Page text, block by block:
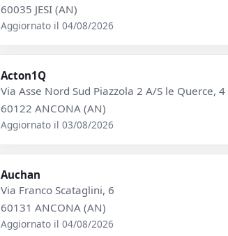
60035 JESI (AN)
Aggiornato il 04/08/2026
Acton1Q
Via Asse Nord Sud Piazzola 2 A/S le Querce, 4
60122 ANCONA (AN)
Aggiornato il 03/08/2026
Auchan
Via Franco Scataglini, 6
60131 ANCONA (AN)
Aggiornato il 04/08/2026